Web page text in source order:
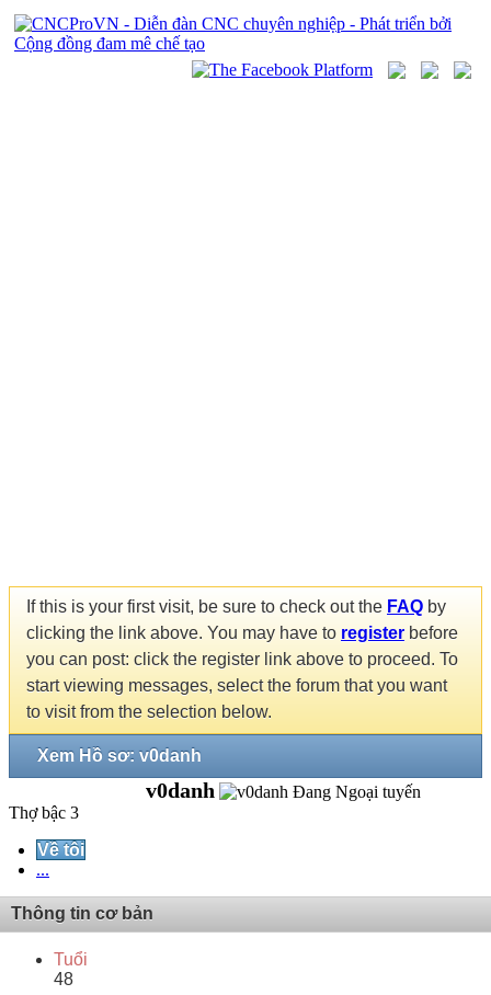
If this is your first visit, be sure to check out the FAQ by
clicking the link above. You may have to register before
you can post: click the register link above to proceed. To
start viewing messages, select the forum that you want
to visit from the selection below.
Xem Hồ sơ: v0danh
v0danh
Thợ bậc 3
Về tôi
...
Thông tin cơ bản
Tuổi
48